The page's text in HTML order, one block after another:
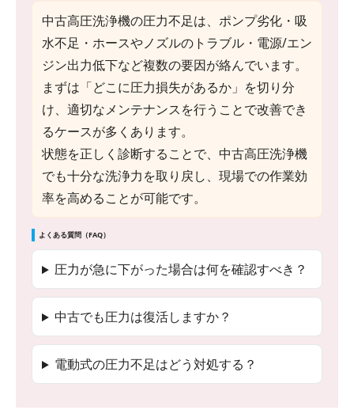
中古高圧洗浄機の圧力不足は、ポンプ劣化・吸
水不足・ホースやノズルのトラブル・電源/エン
ジン出力低下など複数の要因が絡んでいます。
まずは「どこに圧力損失があるか」を切り分
け、適切なメンテナンスを行うことで改善でき
るケースが多くあります。
状態を正しく診断することで、中古高圧洗浄機
でも十分な洗浄力を取り戻し、現場での作業効
率を高めることが可能です。
よくある質問（FAQ）
圧力が急に下がった場合は何を確認すべき？
中古でも圧力は復活しますか？
電動式の圧力不足はどう対処する？